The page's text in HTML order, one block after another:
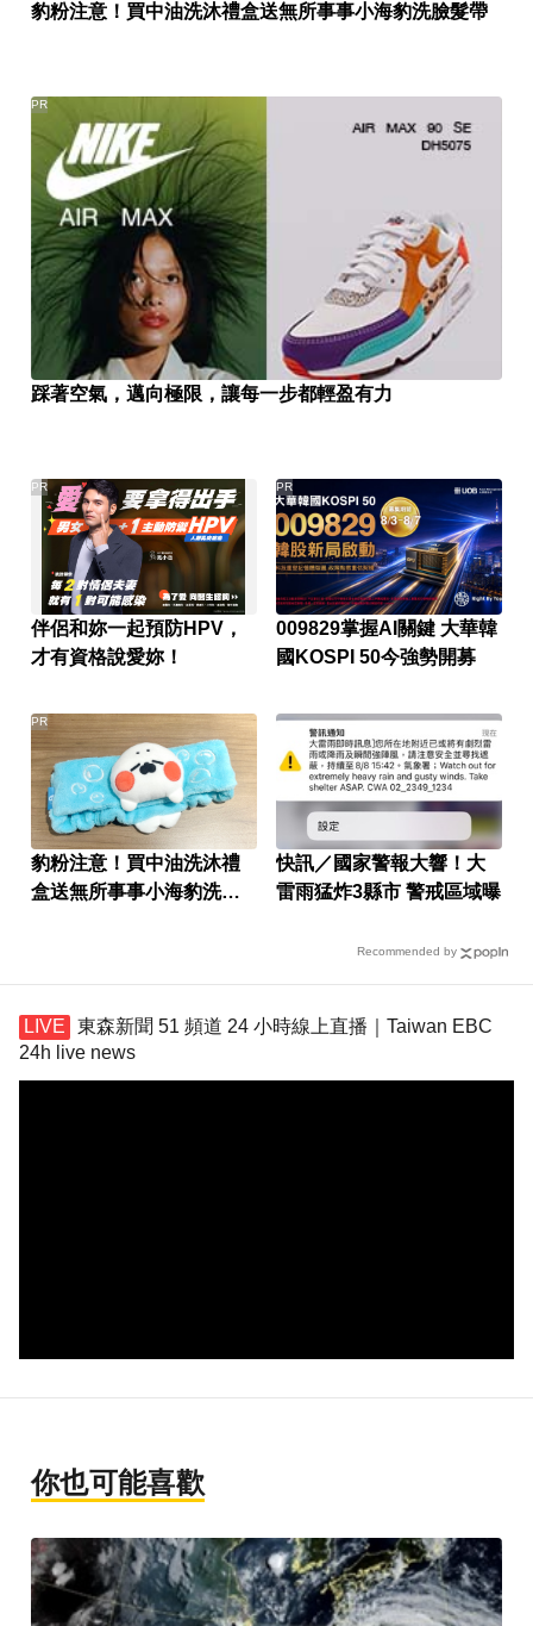
豹粉注意！買中油洗沐禮盒送無所事事小海豹洗臉髮帶
踩著空氣，邁向極限，讓每一步都輕盈有力
PR
伴侶和妳一起預防HPV，
才有資格說愛妳！
PR
009829掌握AI關鍵 大華韓
國KOSPI 50今強勢開募
PR
豹粉注意！買中油洗沐禮
盒送無所事事小海豹洗臉
PR
快訊／國家警報大響！大
雷雨猛炸3縣市 警戒區域曝
Recommended by
東森新聞 51 頻道 24 小時線上直播｜Taiwan EBC
24h live news
你也可能喜歡